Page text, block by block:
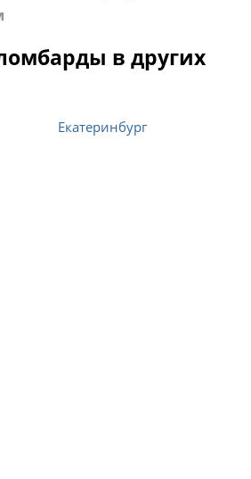
в других
Екатеринбург